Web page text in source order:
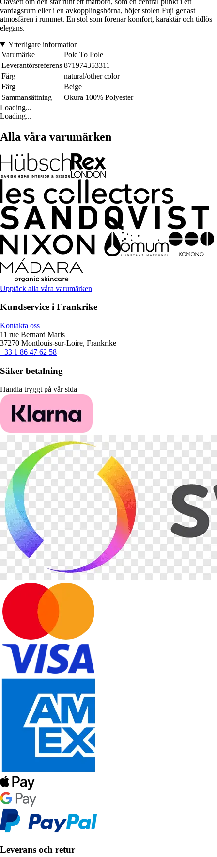
vardagsrum eller i en avkopplingshörna, höjer stolen Fuji genast
atmosfären i rummet. En stol som förenar komfort, karaktär och tidlös
elegans.
Ytterligare information
Varumärke
Pole To Pole
Leverantörsreferens 871974353311
Färg
natural/other color
Färg
Beige
Sammansättning
Okura 100% Polyester
Loading...
Loading...
Alla våra varumärken
Upptäck alla våra varumärken
Kundservice i Frankrike
Kontakta oss
11 rue Bernard Maris
37270 Montlouis-sur-Loire, Frankrike
+33 1 86 47 62 58
Säker betalning
Handla tryggt på vår sida
Leverans och retur